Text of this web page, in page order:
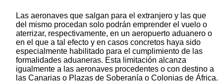
Las aeronaves que salgan para el extranjero y las que
del mismo procedan solo podrán emprender el vuelo o
aterrizar, respectivamente, en un aeropuerto aduanero o
en el que a tal efecto y en casos concretos haya sido
especialmente habilitado para el cumplimiento de las
formalidades aduaneras. Esta limitación alcanza
igualmente a las aeronaves procedentes o con destino a
las Canarias o Plazas de Soberanía o Colonias de África.